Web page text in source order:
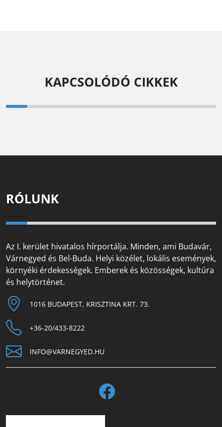
KAPCSOLÓDÓ CIKKEK
RÓLUNK
Az I. kerület hivatalos hírportálja. Minden, ami Budavár,
Várnegyed és Bel-Buda. Helyi közélet, lokális események,
környéki érdekességek. Emberek és közösségek, kultúra
és helytörténet.
1016 BUDAPEST, KRISZTINA KRT. 73.
+36-20/433-8222
INFO@VARNEGYED.HU